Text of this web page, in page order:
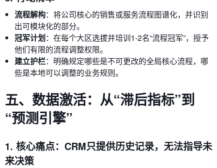
流程解构：将公司核心的销售或服务流程图谱化，并识别
出可模块化的部分。
冠军计划：在每个大区选拔并培训1-2名“流程冠军”，授予
他们有限的流程调整权限。
建立护栏：明确规定哪些是不可更改的全局核心流程，哪
些是本地可以调整的业务规则。
五、数据激活：从“滞后指标”到
“预测引擎”
1. 核心痛点：CRM只提供历史记录，无法指导未
来决策